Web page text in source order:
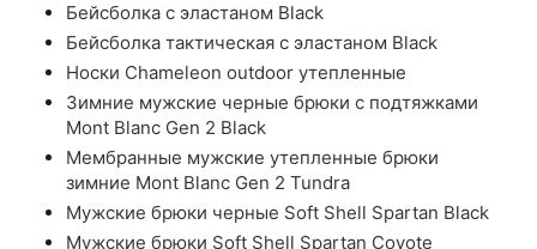
Бейсболка с эластаном Black
Бейсболка тактическая с эластаном Black
Носки Chameleon outdoor утепленные
Зимние мужские черные брюки с подтяжками
Mont Blanc Gen 2 Black
Мембранные мужские утепленные брюки
зимние Mont Blanc Gen 2 Tundra
Мужские брюки черные Soft Shell Spartan Black
Мужские брюки Soft Shell Spartan Coyote